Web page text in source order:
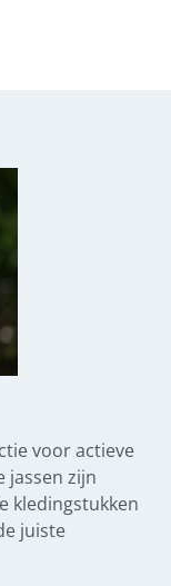
voor actieve
jassen zijn
kledingstukken
juiste